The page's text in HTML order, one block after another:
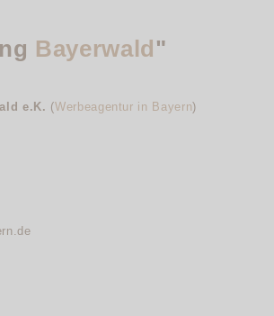
Bayerwald"
e.K. (Werbeagentur in Bayern)